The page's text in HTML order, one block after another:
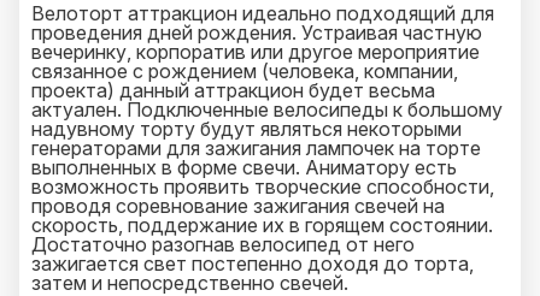
Велоторт аттракцион идеально подходящий для
проведения дней рождения. Устраивая частную
вечеринку, корпоратив или другое мероприятие
связанное с рождением (человека, компании,
проекта) данный аттракцион будет весьма
актуален. Подключенные велосипеды к большому
надувному торту будут являться некоторыми
генераторами для зажигания лампочек на торте
выполненных в форме свечи. Аниматору есть
возможность проявить творческие способности,
проводя соревнование зажигания свечей на
скорость, поддержание их в горящем состоянии.
Достаточно разогнав велосипед от него
зажигается свет постепенно доходя до торта,
затем и непосредственно свечей.